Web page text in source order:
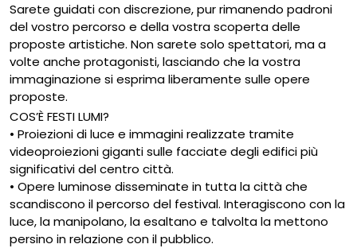
Sarete guidati con discrezione, pur rimanendo padroni
del vostro percorso e della vostra scoperta delle
proposte artistiche. Non sarete solo spettatori, ma a
volte anche protagonisti, lasciando che la vostra
immaginazione si esprima liberamente sulle opere
proposte.
COS’È FESTI LUMI?
• Proiezioni di luce e immagini realizzate tramite
videoproiezioni giganti sulle facciate degli edifici più
significativi del centro città.
• Opere luminose disseminate in tutta la città che
scandiscono il percorso del festival. Interagiscono con la
luce, la manipolano, la esaltano e talvolta la mettono
persino in relazione con il pubblico.